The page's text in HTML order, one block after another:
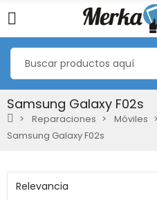
Samsung Galaxy F02s
Reparaciones Móviles
Samsung Galaxy F02s